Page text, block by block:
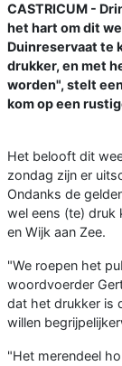
CASTRICUM -
het hart om dit
Duinreservaat te
drukker, en met
worden", stelt
kom op een
Het belooft dit
zondag zijn er
Ondanks de
wel eens (te) druk
en Wijk aan Zee.
"We roepen het
woordvoerder
dat het drukker is
willen
"Het merendeel